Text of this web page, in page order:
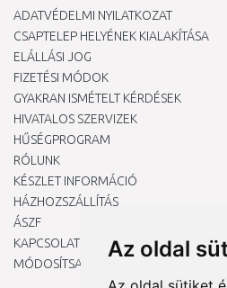
Az oldal
ADATVÉDELMI NYILATKOZAT
CSAPTELEP HELYÉNEK KIALAKÍTÁSA
ELÁLLÁSI JOG
FIZETÉSI MÓDOK
GYAKRAN ISMÉTELT KÉRDÉSEK
HIVATALOS SZERVIZEK
HŰSÉGPROGRAM
RÓLUNK
KÉSZLET INFORMÁCIÓ
HÁZHOZSZÁLLÍTÁS
ÁSZF
KAPCSOLAT
MÓDOSÍTSA A COOKIE-